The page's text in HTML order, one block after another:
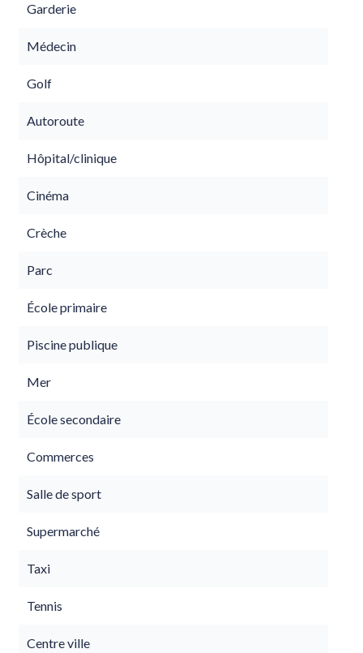
Garderie
Médecin
Golf
Autoroute
Hôpital/clinique
Cinéma
Crèche
Parc
École primaire
Piscine publique
Mer
École secondaire
Commerces
Salle de sport
Supermarché
Taxi
Tennis
Centre ville